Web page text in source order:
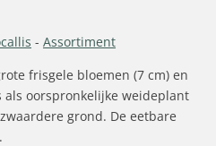
- Assortiment
frisgele bloemen (7 cm) en
oorspronkelijke weideplant
grond. De eetbare